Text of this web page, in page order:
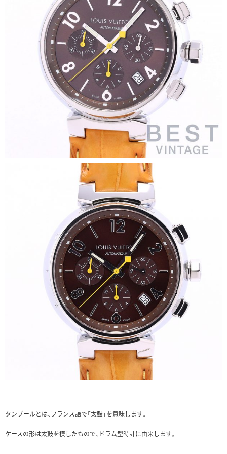
タンブールとは、フランス語で「太鼓」を意味します。
ケースの形は太鼓を模したもので、ドラム型時計に由来します。